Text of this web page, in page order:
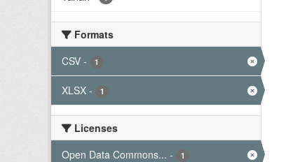
Formats
CSV - 1
XLSX - 1
Licenses
Open Data Commons... - 1